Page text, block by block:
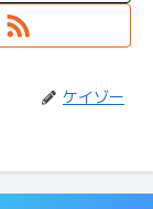
ケイゾー